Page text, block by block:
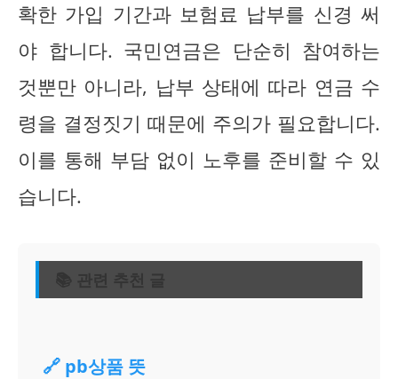
확한 가입 기간과 보험료 납부를 신경 써
야 합니다. 국민연금은 단순히 참여하는
것뿐만 아니라, 납부 상태에 따라 연금 수
령을 결정짓기 때문에 주의가 필요합니다.
이를 통해 부담 없이 노후를 준비할 수 있
습니다.
📚 관련 추천 글
🔗 pb상품 뜻